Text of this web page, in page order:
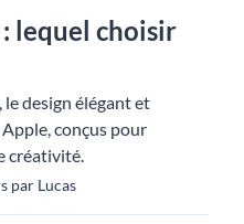
lequel choisir
design élégant et
conçus pour
créativité.
par Lucas